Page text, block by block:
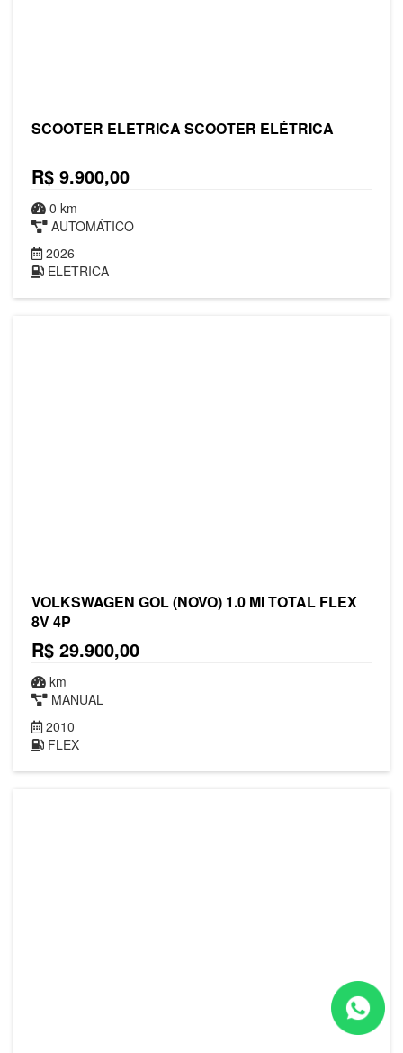
SCOOTER ELETRICA SCOOTER ELÉTRICA
R$ 9.900,00
0 km
AUTOMÁTICO
2026
ELETRICA
VOLKSWAGEN GOL (NOVO) 1.0 MI TOTAL FLEX
8V 4P
R$ 29.900,00
km
MANUAL
2010
FLEX